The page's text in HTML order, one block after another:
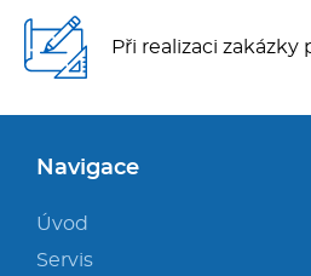
Při realizaci zakázky
Navigace
Úvod
Servis